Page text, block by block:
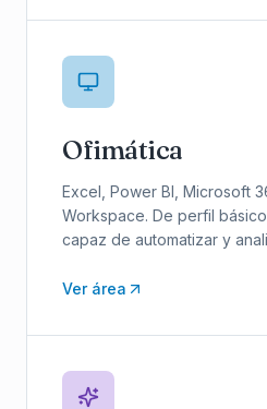
Ofimática
Excel, Power BI, Microsoft
Workspace. De perfil
capaz de automatizar y
Ver área